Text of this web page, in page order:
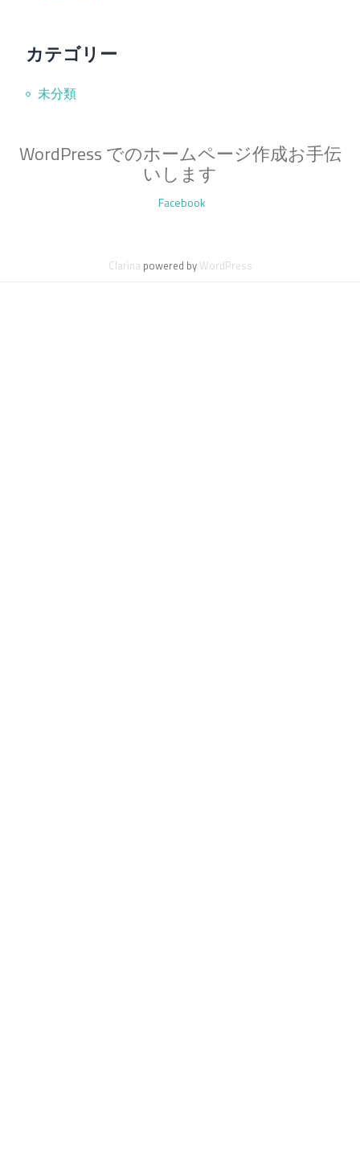
カテゴリー
未分類
WordPress でのホームページ作成お手伝
いします
Facebook
Clarinapowered by WordPress